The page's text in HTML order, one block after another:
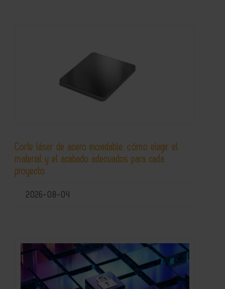
Corte láser de acero inoxidable: cómo elegir el
material y el acabado adecuados para cada
proyecto
2026-08-04